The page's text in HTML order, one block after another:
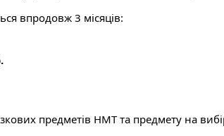
впродовж 3 місяців:
предметів НМТ та предмету на